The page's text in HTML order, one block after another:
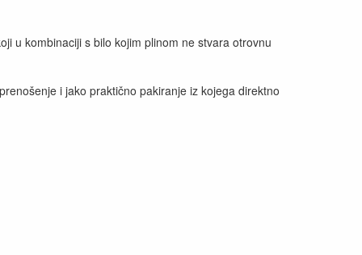
u kombinaciji s bilo kojim plinom ne stvara otrovnu
i jako praktično pakiranje iz kojega direktno